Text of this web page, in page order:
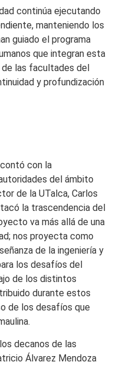
continúa ejecutando
manteniendo los
guiado el programa
que integran esta
las facultades del
y profundización
con la
del ámbito
de la UTalca, Carlos
la trascendencia del
va más allá de una
nos proyecta como
de la ingeniería y
los desafíos del
de los distintos
durante estos
de los desafíos que
decanos de las
Álvarez Mendoza